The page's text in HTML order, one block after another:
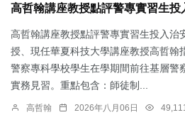
高哲翰講座教授點評警專實習生
高哲翰講座教授點評警專實習生投入治
授、現任華夏科技大學講座教授高哲翰
警察專科學校學生在學期間前往基層警
實務見習。重點包含：師徒制...
高哲翰 2026年八月06日